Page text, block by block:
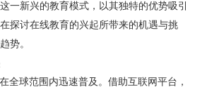
一新兴的教育模式，以其独特的优势吸引
探讨在线教育的兴起所带来的机遇与挑
势。
全球范围内迅速普及。借助互联网平台，